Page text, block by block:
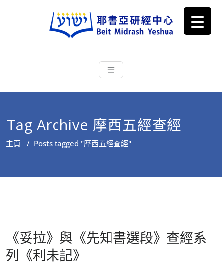
耶書亞研經中心
根源明白聖經，成為更好的門徒
Tag Archive 摩西五經查經
主頁 / Posts tagged "摩西五經查經"
《妥拉》與《先知書選段》查經系
列《利未記》